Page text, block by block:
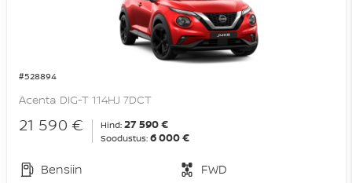
#528894
Acenta DIG-T 114HJ 7DCT
21 590 € Hind: 27 590 €
Soodustus: 6 000 €
Bensiin
FWD